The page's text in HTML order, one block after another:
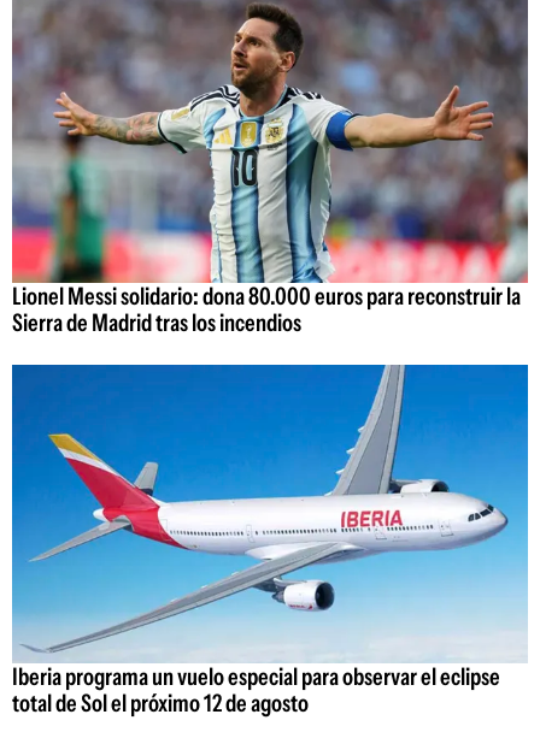
Lionel Messi solidario: dona 80.000 euros para reconstruir la
Sierra de Madrid tras los incendios
Iberia programa un vuelo especial para observar el eclipse
total de Sol el próximo 12 de agosto